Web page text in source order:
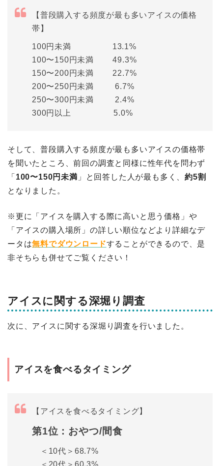
【普段購入する頻度が最も多いアイスの価格
帯】
100円未満 13.1%
100〜150円未満 49.3%
150〜200円未満 22.7%
200〜250円未満 6.7%
250〜300円未満 2.4%
300円以上 5.0%
そして、普段購入する頻度が最も多いアイスの価格帯
を聞いたところ、前回の調査と同様に性年代を問わず
「 100〜150円未満 」と回答した人が最も多く、約5割
となりました。
※更に「アイスを購入する際に高いと思う価格」や
「アイスの購入場所」の詳しい順位などより詳細なデ
ータは無料でダウンロードすることができるので、是
非そちらも併せてご覧ください！
アイスに関する深堀り調査
次に、アイスに関する深堀り調査を行いました。
アイスを食べるタイミング
【アイスを食べるタイミング】
第1位：おやつ/間食
＜10代＞68.7%
＜20代＞60.3%